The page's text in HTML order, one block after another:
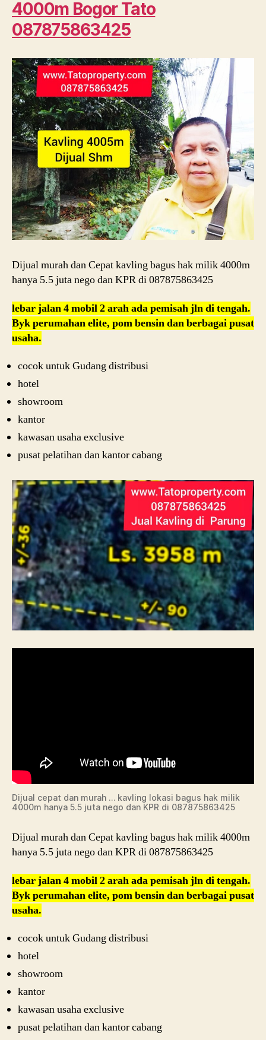
4000m Bogor Tato
087875863425
Dijual murah dan Cepat kavling bagus hak milik 4000m
hanya 5.5 juta nego dan KPR di 087875863425
lebar jalan 4 mobil 2 arah ada pemisah jln di tengah.
Byk perumahan elite, pom bensin dan berbagai pusat
usaha.
cocok untuk Gudang distribusi
hotel
showroom
kantor
kawasan usaha exclusive
pusat pelatihan dan kantor cabang
Dijual cepat dan murah … kavling lokasi bagus hak milik
4000m hanya 5.5 juta nego dan KPR di 087875863425
Dijual murah dan Cepat kavling bagus hak milik 4000m
hanya 5.5 juta nego dan KPR di 087875863425
lebar jalan 4 mobil 2 arah ada pemisah jln di tengah.
Byk perumahan elite, pom bensin dan berbagai pusat
usaha.
cocok untuk Gudang distribusi
hotel
showroom
kantor
kawasan usaha exclusive
pusat pelatihan dan kantor cabang